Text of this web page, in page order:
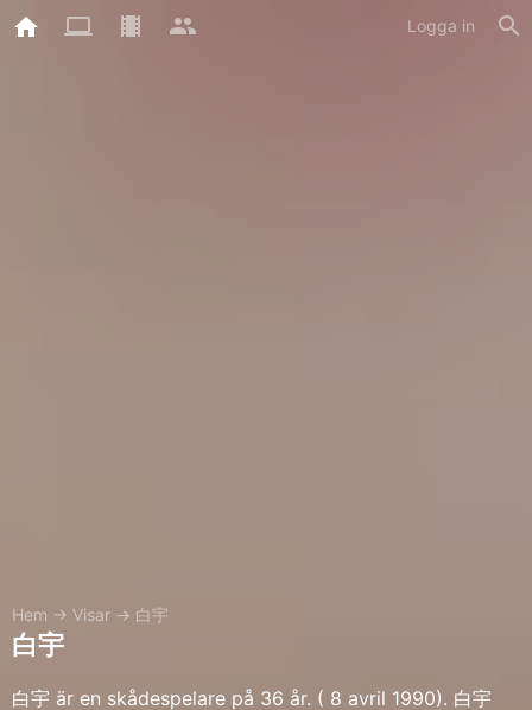
Logga in
Hem → Visar → 白宇
白宇
白宇 är en skådespelare på 36 år. ( 8 avril 1990). 白宇